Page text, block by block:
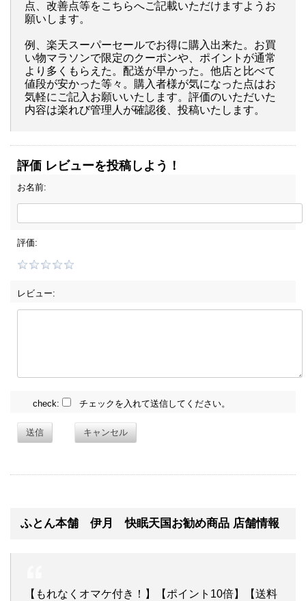
点、改善点等をこちらへご記載いただけますようお
願いします。
例、楽天スーパーセールでお得に購入出来た。お買
い物マラソンで限定のクーポンや、ポイントが通常
より多くもらえた。配送が早かった。他店と比べて
値段が安かった等々。購入者様が気になった点はお
気軽にご記入お願いいたします。評価のいただいた
内容は楽れび管理人が確認後、投稿いたします。
評価 レビューを投稿しよう！
お名前:
評価:
レビュー:
check: チェックを入れて送信してください。
送信 キャンセル
ふとん本舗 伊月 快眠天国お勧め商品 店舗情報
【もれなくオマケ付き！】【ポイント10倍】【送料